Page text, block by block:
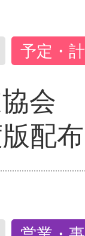
予定・
協会
配布